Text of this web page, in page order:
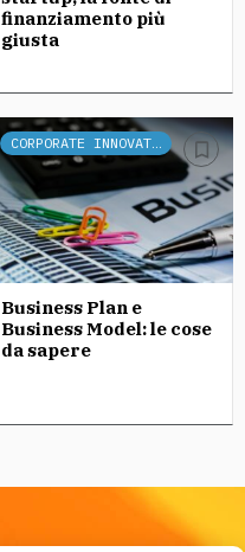
finanziamento più
giusta
CORPORATE INNOVATION
Business Plan e
Business Model: le cose
da sapere